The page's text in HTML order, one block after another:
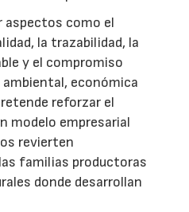
aspectos como el
la trazabilidad, la
y el compromiso
económica
reforzar el
modelo empresarial
revierten
familias productoras
donde desarrollan